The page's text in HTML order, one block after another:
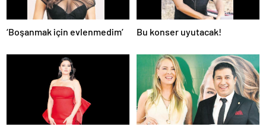
‘Boşanmak için evlenmedim’ Bu konser uyutacak!